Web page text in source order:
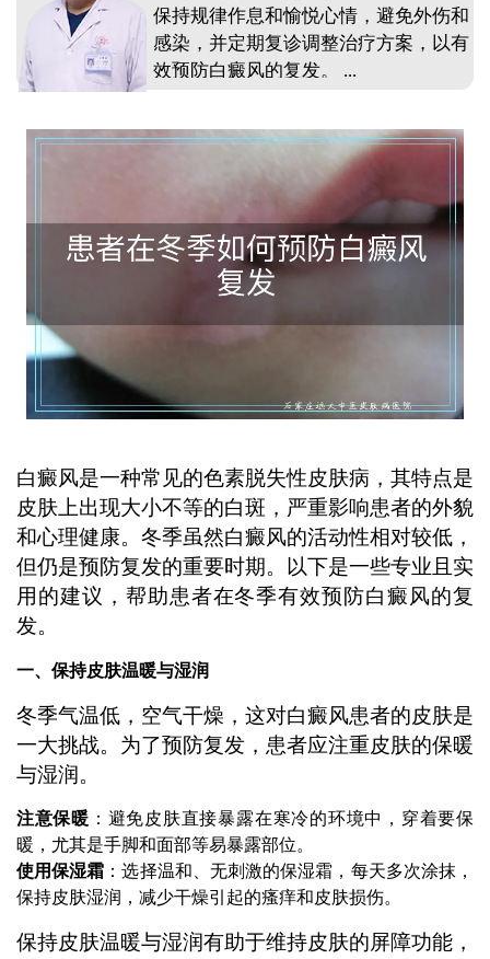
保持规律作息和愉悦心情，避免外伤和
感染，并定期复诊调整治疗方案，以有
效预防白癜风的复发。 ...
白癜风是一种常见的色素脱失性皮肤病，其特点是
皮肤上出现大小不等的白斑，严重影响患者的外貌
和心理健康。冬季虽然白癜风的活动性相对较低，
但仍是预防复发的重要时期。以下是一些专业且实
用的建议，帮助患者在冬季有效预防白癜风的复
发。
一、保持皮肤温暖与湿润
冬季气温低，空气干燥，这对白癜风患者的皮肤是
一大挑战。为了预防复发，患者应注重皮肤的保暖
与湿润。
注意保暖 ：避免皮肤直接暴露在寒冷的环境中，穿着要保
暖，尤其是手脚和面部等易暴露部位。
使用保湿霜 ：选择温和、无刺激的保湿霜，每天多次涂抹，
保持皮肤湿润，减少干燥引起的瘙痒和皮肤损伤。
保持皮肤温暖与湿润有助于维持皮肤的屏障功能，